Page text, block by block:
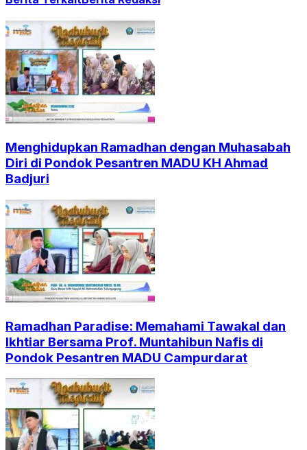
Menghidupkan Ramadhan dengan Muhasabah
Diri di Pondok Pesantren MADU KH Ahmad
Badjuri
Ramadhan Paradise: Memahami Tawakal dan
Ikhtiar Bersama Prof. Muntahibun Nafis di
Pondok Pesantren MADU Campurdarat